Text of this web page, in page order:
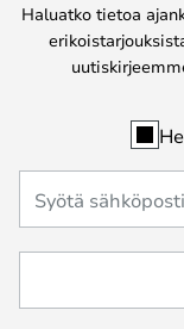
Haluatko tietoa